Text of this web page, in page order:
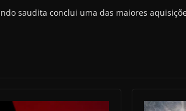
saudita conclui uma das maiores